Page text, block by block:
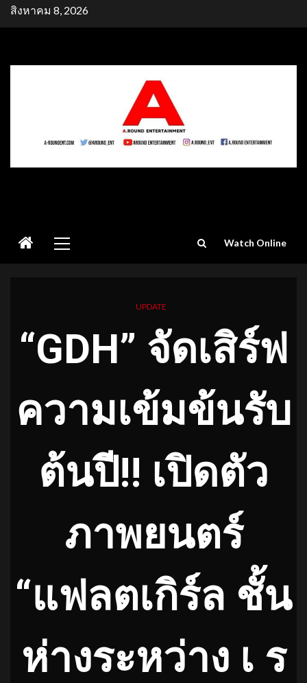
Skipสิงหาคม 8, 2026
Menu
Watch Online
UPDATE
“GDH” จัดเสิร์ฟ
ความเข้มข้นรับ
ต้นปี!! เปิดตัว
ภาพยนตร์
“แฟลตเกิร์ล ชั้น
ห่างระหว่าง เ ร